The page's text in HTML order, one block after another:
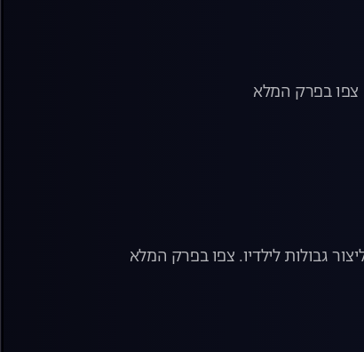
צפו בפרק המלא
גבולות לילדיו. צפו בפרק המלא